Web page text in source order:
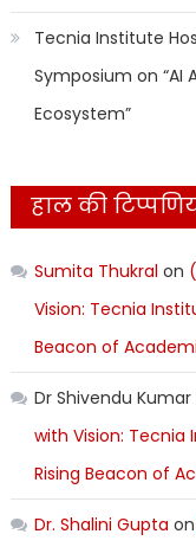
Tecnia Institute
Symposium on “AI
Ecosystem”
हाल की
Sumita Thukral on
Vision: Tecnia
Beacon of
Dr Shivendu Kumar
with Vision: Tecnia
Rising Beacon of
Dr. Shalini Gupta on